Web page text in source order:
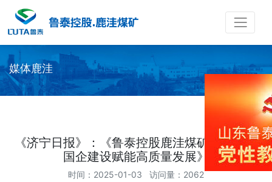
媒体鹿洼
《济宁日报》：《鲁泰控股鹿洼煤矿加强清廉
国企建设赋能高质量发展》
时间：2025-01-03 访问量：2062